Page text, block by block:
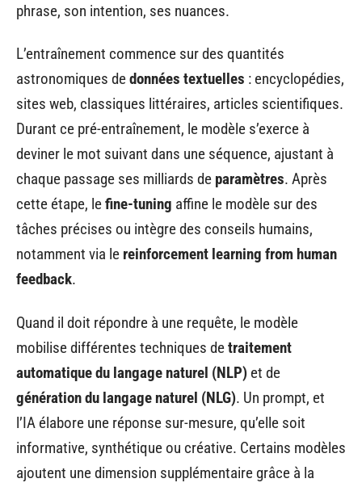
phrase, son intention, ses nuances.
L’entraînement commence sur des quantités
astronomiques dedonnées textuelles : encyclopédies,
sites web, classiques littéraires, articles scientifiques.
Durant ce pré-entraînement, le modèle s’exerce à
deviner le mot suivant dans une séquence, ajustant à
chaque passage ses milliards de paramètres. Après
cette étape, lefine-tuning affine le modèle sur des
tâches précises ou intègre des conseils humains,
notamment via le reinforcement learning from human
feedback.
Quand il doit répondre à une requête, le modèle
mobilise différentes techniques detraitement
automatique du langage naturel (NLP) et de
génération du langage naturel (NLG). Un prompt, et
l’IA élabore une réponse sur-mesure, qu’elle soit
informative, synthétique ou créative. Certains modèles
ajoutent une dimension supplémentaire grâce à la